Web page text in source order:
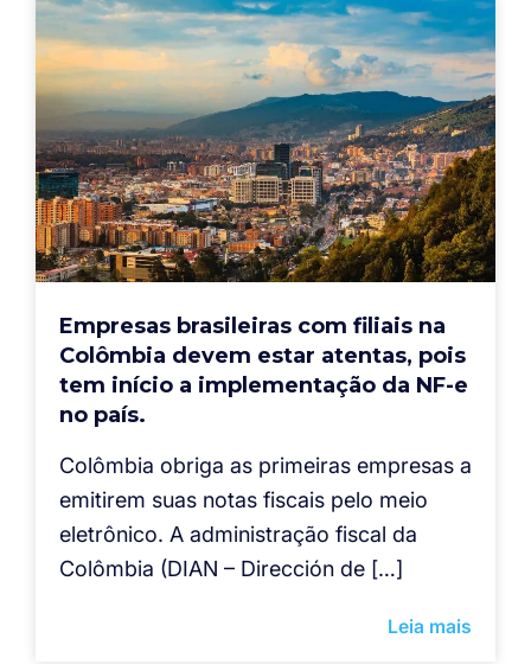
Empresas brasileiras com filiais na
Colômbia devem estar atentas, pois
tem início a implementação da NF-e
no país.
Colômbia obriga as primeiras empresas a
emitirem suas notas fiscais pelo meio
eletrônico. A administração fiscal da
Colômbia (DIAN – Dirección de […]
Leia mais